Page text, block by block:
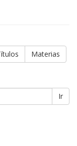
Materias
Ir